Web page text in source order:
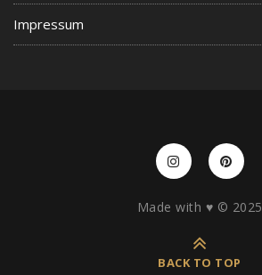
Impressum
Made with ♥️ © 2025
BACK TO TOP